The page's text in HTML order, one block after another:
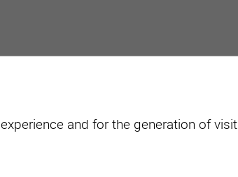
and for the generation of visit